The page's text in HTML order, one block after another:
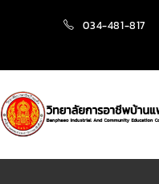
034-481-817